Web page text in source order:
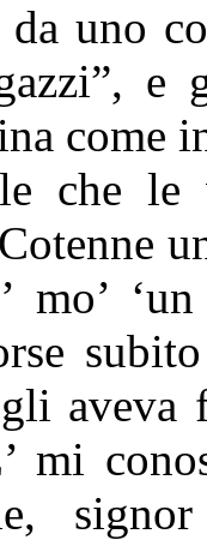
uno
e
che
mo’
aveva
mi